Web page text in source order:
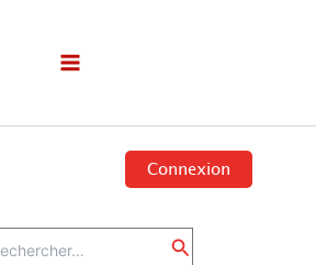
Connexion
Rechercher